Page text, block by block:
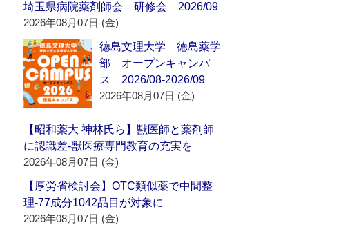
埼玉県病院薬剤師会 研修会 2026/09
2026年08月07日 (金)
徳島文理大学 徳島薬学
部 オープンキャンパ
ス 2026/08-2026/09
2026年08月07日 (金)
【昭和薬大 神林氏ら】獣医師と薬剤師
に認識差‐獣医療専門教育の充実を
2026年08月07日 (金)
【厚労省検討会】OTC類似薬で中間整
理‐77成分1042品目が対象に
2026年08月07日 (金)